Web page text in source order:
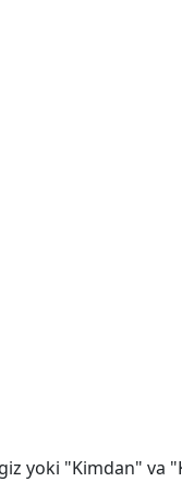
yoki "Kimdan" va